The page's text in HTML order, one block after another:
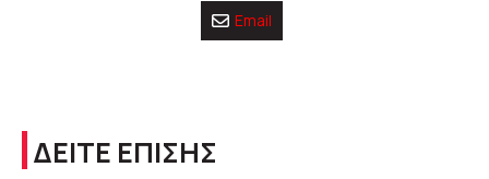
Email
ΔΕΙΤΕ ΕΠΙΣΗΣ